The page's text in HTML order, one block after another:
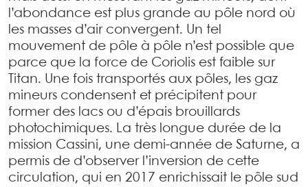
l’abondance est plus grande au pôle nord où
les masses d’air convergent. Un tel
mouvement de pôle à pôle n’est possible que
parce que la force de Coriolis est faible sur
Titan. Une fois transportés aux pôles, les gaz
mineurs condensent et précipitent pour
former des lacs ou d’épais brouillards
photochimiques. La très longue durée de la
mission Cassini, une demi-année de Saturne, a
permis de d’observer l’inversion de cette
circulation, qui en 2017 enrichissait le pôle sud